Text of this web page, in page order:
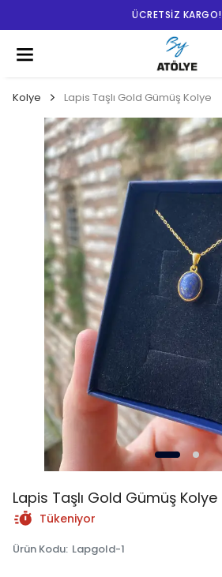
ÜCRETSIZ KARGO!
Kolye Lapis Taşlı Gold Gümüş Kolye
Lapis Taşlı Gold Gümüş Kolye
Tükeniyor
Ürün Kodu: Lapgold-1